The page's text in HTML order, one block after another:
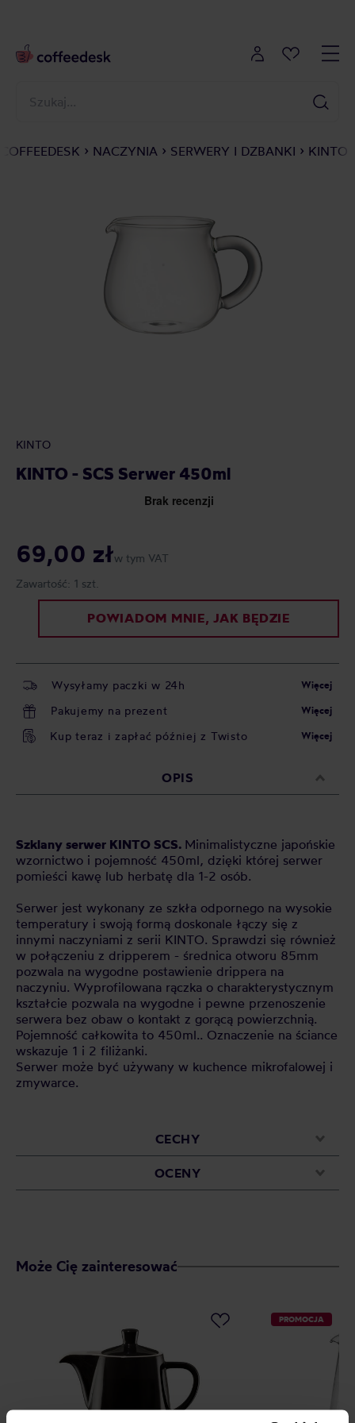
COFFEEDESK NACZYNIA SERWERY I DZBANKI KINTO
KINTO
KINTO - SCS Serwer 450ml
69,00 złw tym VAT
Zawartość: 1 szt.
POWIADOM MNIE, JAK BĘDZIE
Wysyłamy paczki w 24h Więcej
Pakujemy na prezent Więcej
Kup teraz i zapłać później z Twisto Więcej
OPIS
Szklany serwer KINTO SCS. Minimalistyczne japońskie
wzornictwo i pojemność 450ml, dzięki której serwer
pomieści kawę lub herbatę dla 1-2 osób.
Serwer jest wykonany ze szkła odpornego na wysokie
temperatury i swoją formą doskonale łączy się z
innymi naczyniami z serii KINTO. Sprawdzi się również
w połączeniu z dripperem - średnica otworu 85mm
pozwala na wygodne postawienie drippera na
naczyniu. Wyprofilowana rączka o charakterystycznym
kształcie pozwala na wygodne i pewne przenoszenie
serwera bez obaw o kontakt z gorącą powierzchnią.
Pojemność całkowita to 450ml.. Oznaczenie na ściance
wskazuje 1 i 2 filiżanki.
Serwer może być używany w kuchence mikrofalowej i
zmywarce.
CECHY
OCENY
Może Cię zainteresować
PROMOCJA